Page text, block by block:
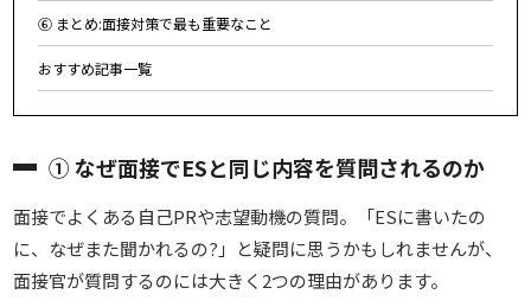
⑥ まとめ:面接対策で最も重要なこと
おすすめ記事一覧
① なぜ面接でESと同じ内容を質問されるのか
面接でよくある自己PRや志望動機の質問。「ESに書いたの
に、なぜまた聞かれるの?」と疑問に思うかもしれませんが、
面接官が質問するのには大きく2つの理由があります。